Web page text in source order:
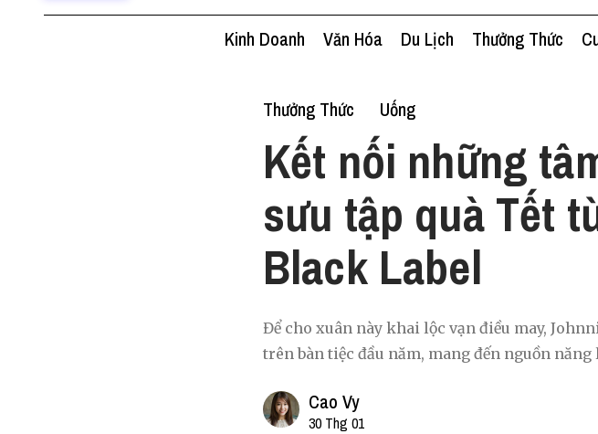
Kinh Doanh Văn Hóa Du Lịch Thưởng Thức
Thưởng Thức Uống
Kết nối những
sưu tập quà Tết
Black Label
Để cho xuân này khai lộc vạn điều may,
trên bàn tiệc đầu năm, mang đến nguồn
Cao Vy
30 Thg 01